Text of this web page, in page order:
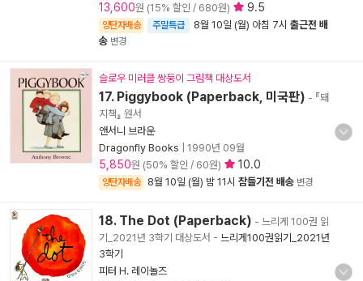
13,600원 (15% 할인 / 680원) 9.5
양탄자배송 주말특급 8월 10일 (월) 아침 7시 출근전 배
송 변경
슬로우 미러클 쌍둥이 그림책 대상도서
17. Piggybook (Paperback, 미국판) - 『돼
지책』 원서
앤서니 브라운
Dragonfly Books
1990년 09월
5,850원 (50% 할인 / 60원) 10.0
양탄자배송 8월 10일 (월) 밤 11시 잠들기전 배송 변경
18. The Dot (Paperback) - 느리게 100권 읽
기_2021년 3학기 대상도서 - 느리게100권읽기_2021년
3학기
피터 H. 레이놀즈